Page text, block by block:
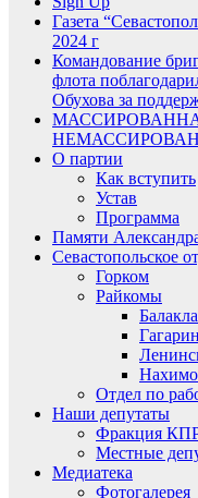
Газета
2024 г
Командование
флота
Обухова за
О партии
Как вступить
Устав
Программа
Памяти
Севастопольское
Горком
Райкомы
Отдел по
Наши депутаты
Фракция
Местные
Медиатека
Фотогалерея